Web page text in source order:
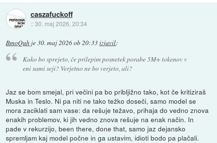
caszafuckoff
::30. maj 2026, 20:34
BmoQuh je30. maj 2026 ob 20:33izjavil:
Kako bo sprejeto, če prilepim posnetek porabe 5M+ tokenov v
eni sami seji? Verjetno ne bo verjeto, ali?
Jaz se bom smejal, pri večini pa bo pribljižno tako, kot če kritiziraš
Muska in Teslo. Ni pa niti ne tako težko doseči, samo model se
mora zaciklati sam vase: da rešuje težavo, prihaja do vedno znova
enakih problemov, ki jih vedno znova rešuje na enak način. In
pade v rekurzijo, been there, done that, samo jaz dejansko
spremljam kaj model počne in ga ustavim, idioti bodo pa plačali.